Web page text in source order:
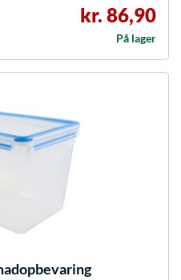
kr. 86,90
På lager